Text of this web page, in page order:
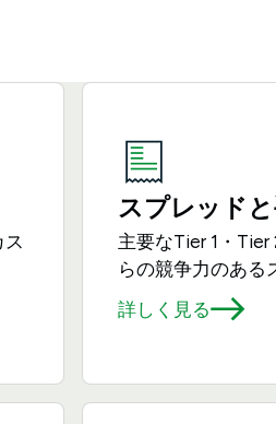
スプレッド
主要なTier 1・
らの競争力のある
詳しく見る